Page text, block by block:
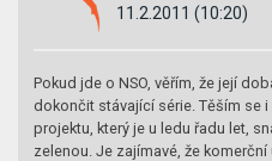
11.2.2011 (10:20)
Pokud jde o NSO, věřím, že její
dokončit stávající série. Těším se i
projektu, který je u ledu řadu let,
zelenou. Je zajímavé, že